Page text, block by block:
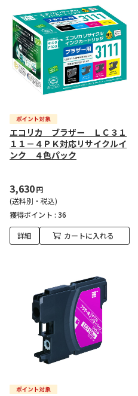
エコリカ ブラザー ＬＣ３１
１１－４ＰＫ対応リサイクルイ
ンク ４色パック
3,630円
(送料別・税込)
獲得ポイント : 36
詳細 カートに入れる